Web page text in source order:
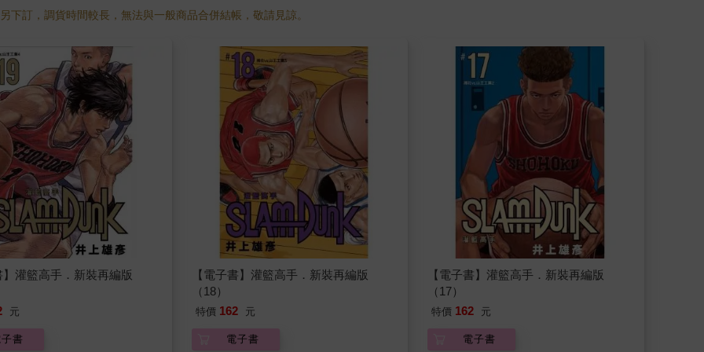
下訂，調貨時間較長，無法與一般商品合併結帳，敬請見諒。
灌籃高手．新裝再編版
元
書
【電子書】灌籃高手．新裝再編版
（18）
特價 162 元
電子書
【電子書】灌籃高手．新裝再編版
（17）
特價 162 元
電子書